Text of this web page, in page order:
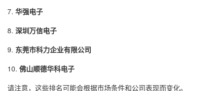
7. 华强电子
8. 深圳万信电子
9. 东莞市科力企业有限公司
10. 佛山顺德华科电子
请注意，这些排名可能会根据市场条件和公司表现而变化。